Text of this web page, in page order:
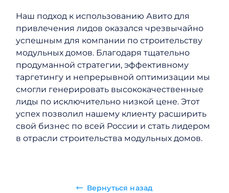
Наш подход к использованию Авито для
привлечения лидов оказался чрезвычайно
успешным для компании по строительству
модульных домов. Благодаря тщательно
продуманной стратегии, эффективному
таргетингу и непрерывной оптимизации мы
смогли генерировать высококачественные
лиды по исключительно низкой цене. Этот
успех позволил нашему клиенту расширить
свой бизнес по всей России и стать лидером
в отрасли строительства модульных домов.
Вернуться назад